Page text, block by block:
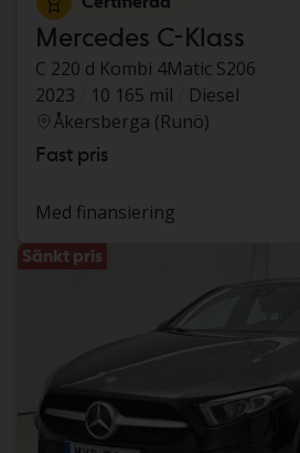
Mercedes C-Klass
C 220 d Kombi 4Matic S206
2023
10 165 mil
Diesel
Åkersberga (Runö)
Fast pris
Med finansiering
Sänkt pris